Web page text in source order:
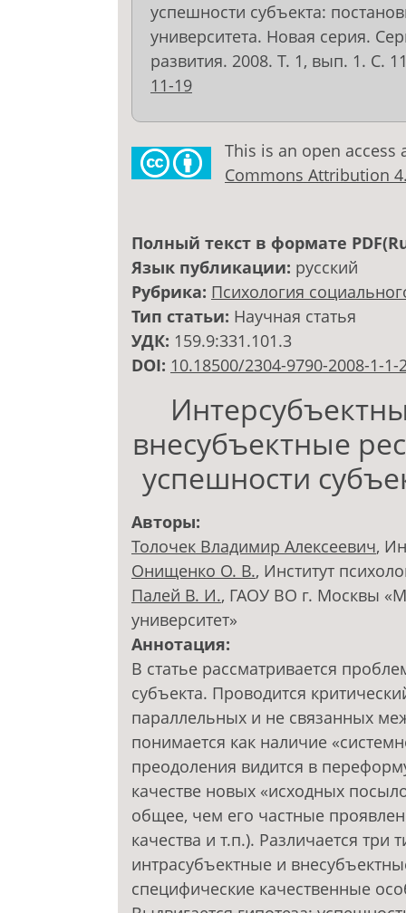
успешности субъекта:
университета. Новая серия.
развития. 2008. Т. 1, вып. 1. С.
11-19
This is an open
Commons Attribution
Полный текст в формате
Язык публикации: русский
Рубрика: Психология
Тип статьи: Научная статья
УДК: 159.9:331.101.3
DOI: 10.18500/2304-9790-2008-1-1-
внесубъектные
успешности
Авторы:
Толочек Владимир Алексеевич,
Онищенко О. В., Институт
Палей В. И., ГАОУ ВО г. Москвы
университет»
Аннотация:
В статье рассматривается
субъекта. Проводится
параллельных и не связанных
понимается как наличие
преодоления видится в
качестве новых «исходных
общее, чем его частные
качества и т.п.). Различается три
интрасубъектные и
специфические качественные